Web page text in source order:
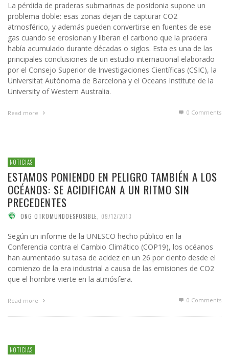
La pérdida de praderas submarinas de posidonia supone un
problema doble: esas zonas dejan de capturar CO2
atmosférico, y además pueden convertirse en fuentes de ese
gas cuando se erosionan y liberan el carbono que la pradera
había acumulado durante décadas o siglos. Esta es una de las
principales conclusiones de un estudio internacional elaborado
por el Consejo Superior de Investigaciones Científicas (CSIC), la
Universitat Autònoma de Barcelona y el Oceans Institute de la
University of Western Australia.
Read more 0 Comments
NOTICIAS
ESTAMOS PONIENDO EN PELIGRO TAMBIÉN A LOS
OCÉANOS: SE ACIDIFICAN A UN RITMO SIN
PRECEDENTES
ONG OTROMUNDOESPOSIBLE, 09/12/2013
Según un informe de la UNESCO hecho público en la
Conferencia contra el Cambio Climático (COP19), los océanos
han aumentado su tasa de acidez en un 26 por ciento desde el
comienzo de la era industrial a causa de las emisiones de CO2
que el hombre vierte en la atmósfera.
Read more 0 Comments
NOTICIAS